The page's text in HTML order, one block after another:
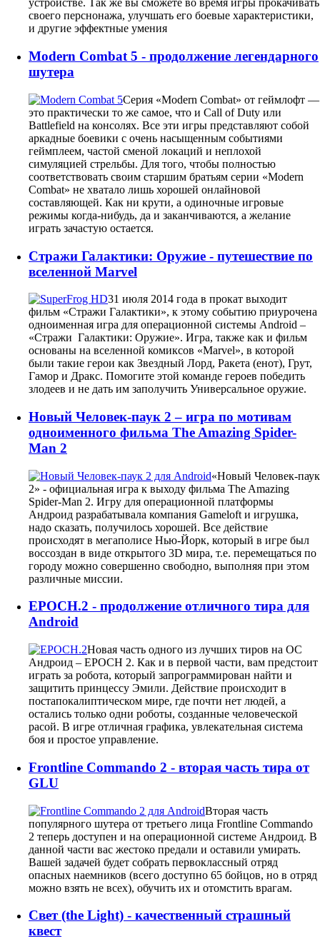
устройстве. Так же вы сможете во время игры прокачивать
своего перснонажа, улучшать его боевые характеристики,
и другие эффектные умения
Modern Combat 5 - продолжение легендарного
шутера
Серия «Modern Combat» от геймлофт —
это практически то же самое, что и Call of Duty или
Battlefield на консолях. Все эти игры представляют собой
аркадные боевики с очень насыщенным событиями
геймплеем, частой сменой локаций и неплохой
симуляцией стрельбы. Для того, чтобы полностью
соответствовать своим старшим братьям серии «Modern
Combat» не хватало лишь хорошей онлайновой
составляющей. Как ни крути, а одиночные игровые
режимы когда-нибудь, да и заканчиваются, а желание
играть зачастую остается.
Стражи Галактики: Оружие - путешествие по
вселенной Marvel
31 июля 2014 года в прокат выходит
фильм «Стражи Галактики», к этому событию приурочена
одноименная игра для операционной системы Android –
«Стражи Галактики: Оружие». Игра, также как и фильм
основаны на вселенной комиксов «Marvel», в которой
были такие герои как Звездный Лорд, Ракета (енот), Грут,
Гамор и Дракс. Помогите этой команде героев победить
злодеев и не дать им заполучить Универсальное оружие.
Новый Человек-паук 2 – игра по мотивам
одноименного фильма The Amazing Spider-
Man 2
«Новый Человек-паук
2» - официальная игра к выходу фильма The Amazing
Spider-Man 2. Игру для операционной платформы
Андроид разрабатывала компания Gameloft и игрушка,
надо сказать, получилось хорошей. Все действие
происходят в мегаполисе Нью-Йорк, который в игре был
воссоздан в виде открытого 3D мира, т.е. перемещаться по
городу можно совершенно свободно, выполняя при этом
различные миссии.
EPOCH.2 - продолжение отличного тира для
Android
Новая часть одного из лучших тиров на ОС
Андроид – EPOCH 2. Как и в первой части, вам предстоит
играть за робота, который запрограммирован найти и
защитить принцессу Эмили. Действие происходит в
постапокалиптическом мире, где почти нет людей, а
остались только одни роботы, созданные человеческой
расой. В игре отличная графика, увлекательная система
боя и простое управление.
Frontline Commando 2 - вторая часть тира от
GLU
Вторая часть
популярного шутера от третьего лица Frontline Commando
2 теперь доступен и на операционной системе Андроид. В
данной части вас жестоко предали и оставили умирать.
Вашей задачей будет собрать первоклассный отряд
опасных наемников (всего доступно 65 бойцов, но в отряд
можно взять не всех), обучить их и отомстить врагам.
Свет (the Light) - качественный страшный
квест